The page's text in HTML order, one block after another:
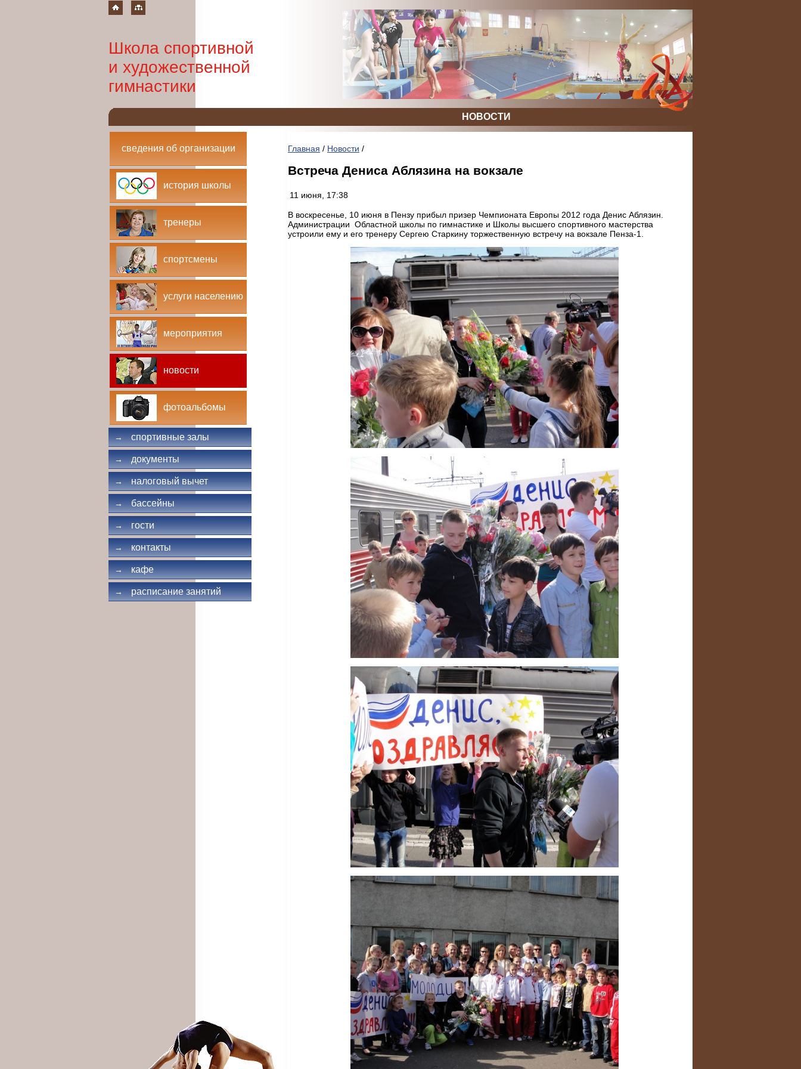
Школа спортивной
и художественной
гимнастики
НОВОСТИ
сведения об организации
история школы
тренеры
спортсмены
услуги населению
мероприятия
новости
фотоальбомы
→ спортивные залы
→ документы
→ налоговый вычет
→ бассейны
→ гости
→ контакты
→ кафе
→ расписание занятий
Главная / Новости /
Встреча Дениса Аблязина на вокзале
11 июня, 17:38
В воскресенье, 10 июня в Пензу прибыл призер Чемпионата Европы 2012 года Денис Аблязин.
Администрации Областной школы по гимнастике и Школы высшего спортивного мастерства
устроили ему и его тренеру Сергею Старкину торжественную встречу на вокзале Пенза-1.